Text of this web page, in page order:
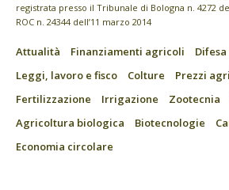
registrata presso il Tribunale di Bologna n. 4272
ROC n. 24344 dell’11 marzo 2014
Attualità Finanziamenti agricoli
Leggi, lavoro e fisco
Colture
Prezzi
Fertilizzazione
Irrigazione Zootecnia
Agricoltura biologica
Biotecnologie
Economia circolare